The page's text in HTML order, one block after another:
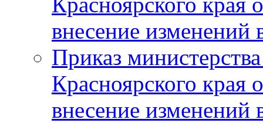
внесение изменений
Приказ
Красноярского
внесение изменений